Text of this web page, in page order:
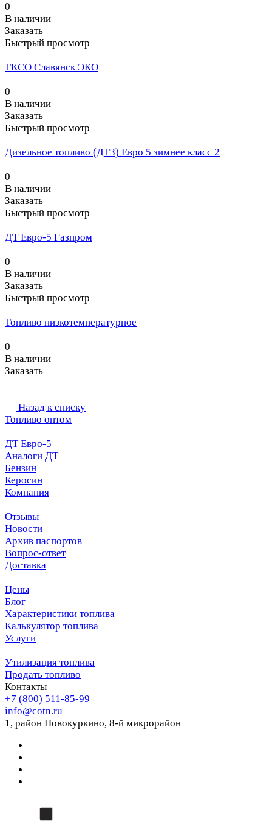
0
В наличии
Заказать
Быстрый просмотр
ТКСО Славянск ЭКО
0
В наличии
Заказать
Быстрый просмотр
Дизельное топливо (ДТЗ) Евро 5 зимнее класс 2
0
В наличии
Заказать
Быстрый просмотр
ДТ Евро-5 Газпром
0
В наличии
Заказать
Быстрый просмотр
Топливо низкотемпературное
0
В наличии
Заказать
Назад к списку
Топливо оптом
ДТ Евро-5
Аналоги ДТ
Бензин
Керосин
Компания
Отзывы
Новости
Архив паспортов
Вопрос-ответ
Доставка
Цены
Блог
Характеристики топлива
Калькулятор топлива
Услуги
Утилизация топлива
Продать топливо
Контакты
+7 (800) 511-85-99
info@cotn.ru
1, район Новокуркино, 8-й микрорайон